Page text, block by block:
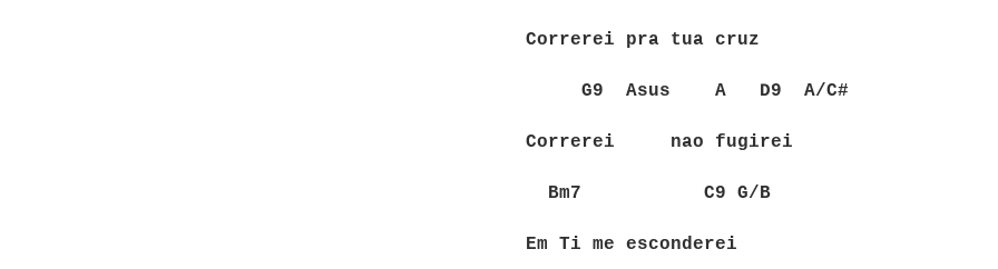
Correrei pra tua cruz
G9 Asus A D9 A/C#
Correrei nao fugirei
Bm7 C9 G/B
Em Ti me esconderei